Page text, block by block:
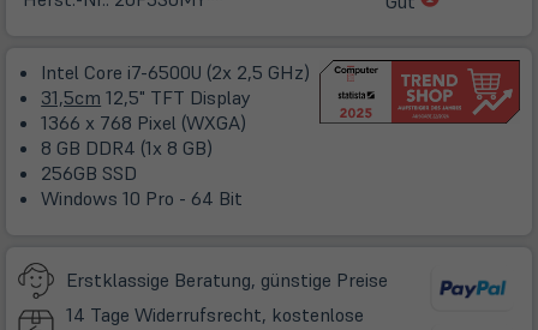
Tab)
Intel Core i7-6500U (2x 2,5 GHz)
31,5cm 12,5" TFT Display
1366 x 768 Pixel (WXGA)
8 GB DDR4 (1x 8 GB)
256GB SSD
Windows 10 Pro - 64 Bit
Erstklassige Beratung, günstige Preise
14 Tage Widerrufsrecht, kostenlose